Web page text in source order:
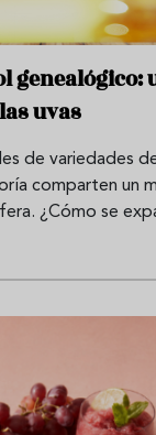
genealógico:
uvas
de variedades
comparten un
¿Cómo se